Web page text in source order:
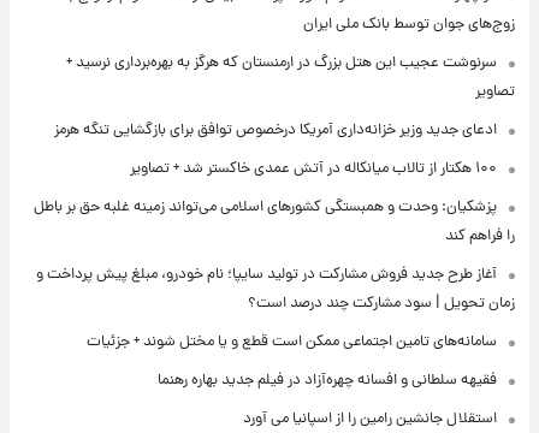
زوج‌های جوان توسط بانک ملی ایران
سرنوشت عجیب این هتل بزرگ در ارمنستان که هرگز به بهره‌برداری نرسید +
تصاویر
ادعای جدید وزیر خزانه‌داری آمریکا درخصوص توافق برای بازگشایی تنگه هرمز
۱۰۰ هکتار از تالاب میانکاله در آتش عمدی خاکستر شد + تصاویر
پزشکیان: وحدت و همبستگی کشورهای اسلامی می‌تواند زمینه غلبه حق بر باطل
را فراهم کند
آغاز طرح جدید فروش مشارکت در تولید سایپا؛ نام خودرو، مبلغ پیش پرداخت و
زمان تحویل | سود مشارکت چند درصد است؟
سامانه‌های تامین اجتماعی ممکن است قطع و یا مختل شوند + جزئیات
فقیهه سلطانی و افسانه چهره‌آزاد در فیلم جدید بهاره رهنما
استقلال جانشین رامین را از اسپانیا می آورد